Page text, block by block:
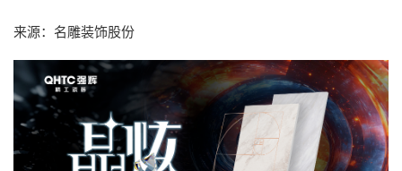
来源：名雕装饰股份